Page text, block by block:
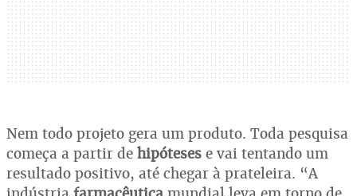
Nem todo projeto gera um produto. Toda pesquisa
começa a partir de hipóteses e vai tentando um
resultado positivo, até chegar à prateleira. “A